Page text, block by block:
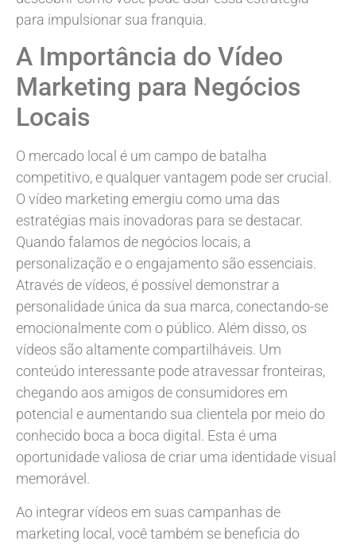
para impulsionar sua franquia.
A Importância do Vídeo
Marketing para Negócios
Locais
O mercado local é um campo de batalha
competitivo, e qualquer vantagem pode ser crucial.
O vídeo marketing emergiu como uma das
estratégias mais inovadoras para se destacar.
Quando falamos de negócios locais, a
personalização e o engajamento são essenciais.
Através de vídeos, é possível demonstrar a
personalidade única da sua marca, conectando-se
emocionalmente com o público. Além disso, os
vídeos são altamente compartilháveis. Um
conteúdo interessante pode atravessar fronteiras,
chegando aos amigos de consumidores em
potencial e aumentando sua clientela por meio do
conhecido boca a boca digital. Esta é uma
oportunidade valiosa de criar uma identidade visual
memorável.
Ao integrar vídeos em suas campanhas de
marketing local, você também se beneficia do